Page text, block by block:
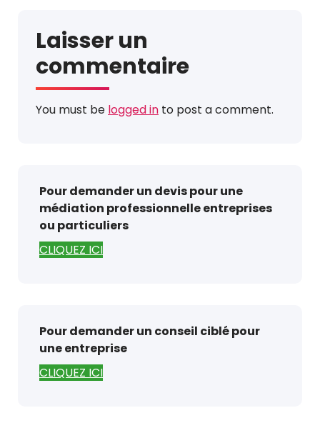
Laisser un
commentaire
You must be logged in to post a comment.
Pour demander un devis pour une
médiation professionnelle entreprises
ou particuliers
CLIQUEZ ICI
Pour demander un conseil ciblé pour
une entreprise
CLIQUEZ ICI